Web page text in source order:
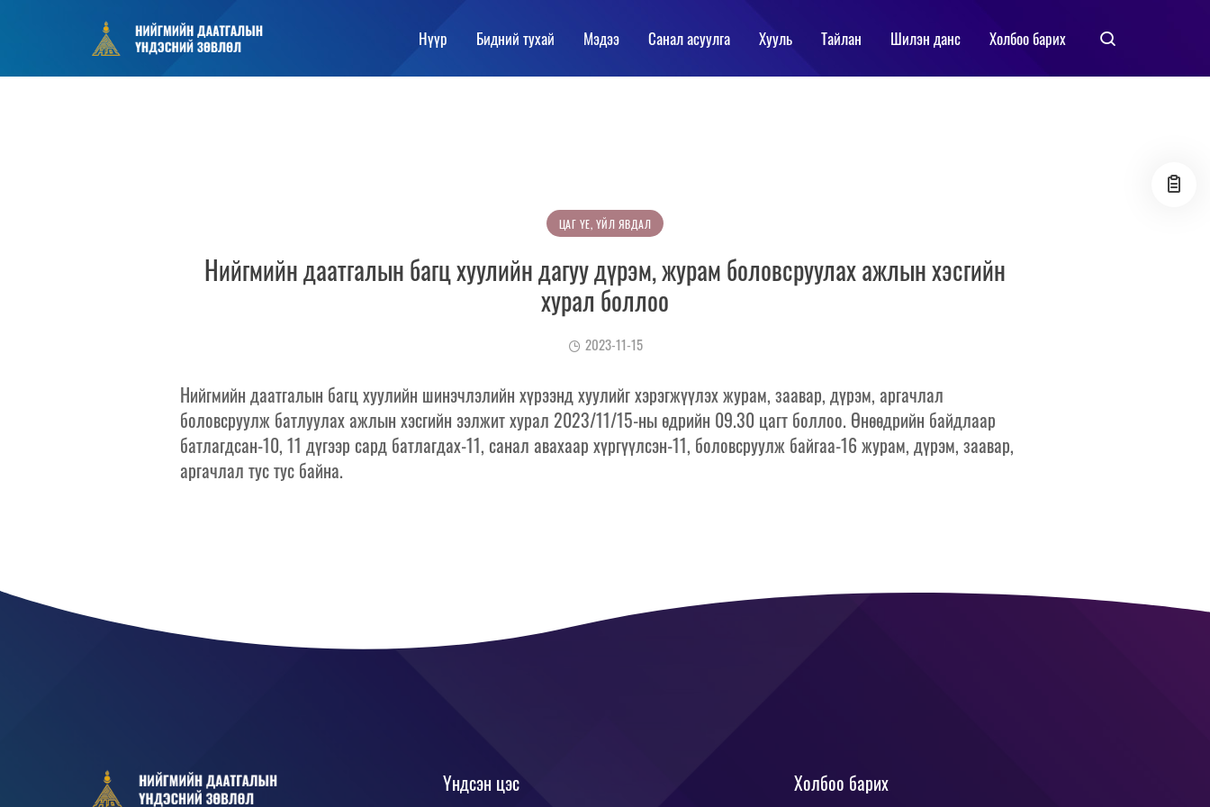
Нүүр Бидний тухай Мэдээ Санал асуулга Хууль Тайлан Шилэн данс Холбоо барих
ЦАГ ҮЕ, ҮЙЛ ЯВДАЛ
Нийгмийн даатгалын багц хуулийн дагуу дүрэм, журам боловсруулах ажлын хэсгийн
хурал боллоо
2023-11-15
Нийгмийн даатгалын багц хуулийн шинэчлэлийн хүрээнд хуулийг хэрэгжүүлэх журам, заавар, дүрэм, аргачлал
боловсруулж батлуулах ажлын хэсгийн ээлжит хурал 2023/11/15-ны өдрийн 09.30 цагт боллоо. Өнөөдрийн байдлаар
батлагдсан-10, 11 дүгээр сард батлагдах-11, санал авахаар хүргүүлсэн-11, боловсруулж байгаа-16 журам, дүрэм, заавар,
аргачлал тус тус байна.
Үндсэн цэс Холбоо барих